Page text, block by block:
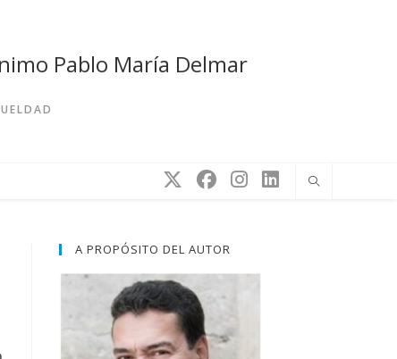
Pablo María Delmar
A PROPÓSITO DEL AUTOR